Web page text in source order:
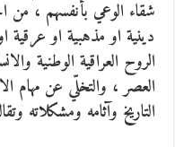
شقاء الوعي بأنفسهم ، من
دينية او مذهبية او
الروح العراقية الوطنية
العصر ، والتخلّي عن مهام
التاريخ وآثامه ومشكلاته